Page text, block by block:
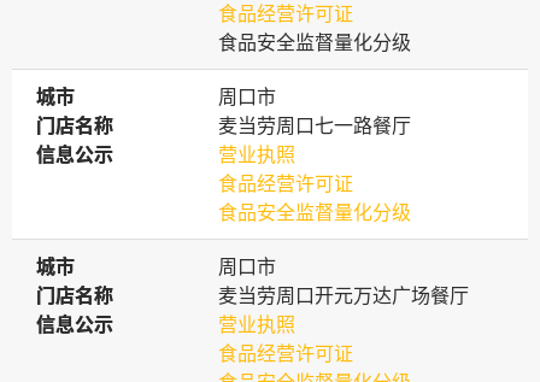
食品经营许可证
食品安全监督量化分级
城市
城市
周口市
门店名称
门店名称
麦当劳周口七一路餐厅
信息公示
信息公示
营业执照
食品经营许可证
食品安全监督量化分级
城市
城市
周口市
门店名称
门店名称
麦当劳周口开元万达广场餐厅
信息公示
信息公示
营业执照
食品经营许可证